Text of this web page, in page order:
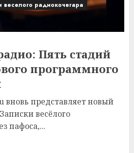
веселого радиокочегара
Пять стадий
программного
вновь представляет новый
весёлого
пафоса,...